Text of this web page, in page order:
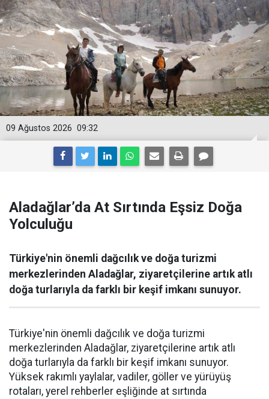
09:32
09 Ağustos 2026
Aladağlar’da At Sırtında Eşsiz Doğa
Yolculuğu
Türkiye'nin önemli dağcılık ve doğa turizmi
merkezlerinden Aladağlar, ziyaretçilerine artık atlı
doğa turlarıyla da farklı bir keşif imkanı sunuyor.
Türkiye'nin önemli dağcılık ve doğa turizmi
merkezlerinden Aladağlar, ziyaretçilerine artık atlı
doğa turlarıyla da farklı bir keşif imkanı sunuyor.
Yüksek rakımlı yaylalar, vadiler, göller ve yürüyüş
rotaları, yerel rehberler eşliğinde at sırtında